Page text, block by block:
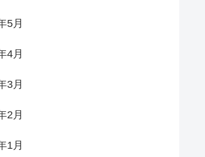
5月
4月
3月
2月
1月